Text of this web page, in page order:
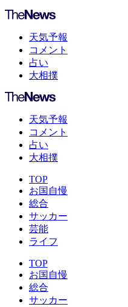
天気予報
コメント
占い
大相撲
天気予報
コメント
占い
大相撲
TOP
お国自慢
総合
サッカー
芸能
ライフ
TOP
お国自慢
総合
サッカー